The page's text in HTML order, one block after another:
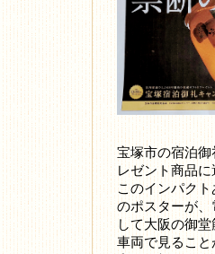
宝塚市の宿泊
レゼント商品
このインパク
のポスターが、
して大阪の御
車両で見るこ